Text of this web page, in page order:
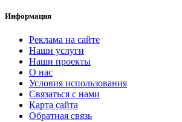
Информация
Реклама на сайте
Наши услуги
Наши проекты
О нас
Условия использования
Связаться с нами
Карта сайта
Обратная связь